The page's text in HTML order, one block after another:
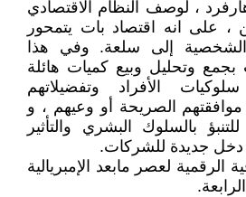
، لوصف النظام الاقتصادي
، على انه اقتصاد بات يتمحور
الشخصية إلى سلعة. وفي هذا
بجمع وتحليل وبيع كميات هائلة
الأفراد وتفضيلاتهم
موافقتهم الصريحة أو وعيهم ، و
بالسلوك البشري والتأثير
دخل جديدة للشركات.
الرقمية لعصر مابعد الإمبريالية